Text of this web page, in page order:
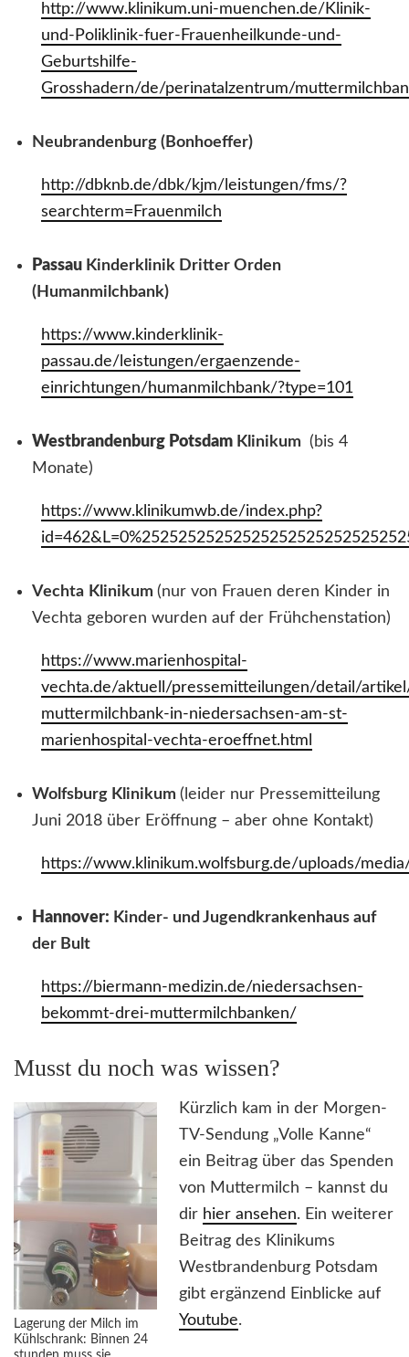
http://www.klinikum.uni-muenchen.de/Klinik-
und-Poliklinik-fuer-Frauenheilkunde-und-
Geburtshilfe-
Grosshadern/de/perinatalzentrum/
Neubrandenburg (Bonhoeffer)
http://dbknb.de/dbk/kjm/leistungen/fms/?
searchterm=Frauenmilch
Passau Kinderklinik Dritter Orden
(Humanmilchbank)
https://www.kinderklinik-
passau.de/leistungen/ergaenzende-
einrichtungen/humanmilchbank/?type=101
Westbrandenburg Potsdam Klinikum (bis 4
Monate)
https://www.klinikumwb.de/index.php?
Vechta Klinikum (nur von Frauen deren Kinder in
Vechta geboren wurden auf der Frühchenstation)
https://www.marienhospital-
vechta.de/aktuell/pressemitteilungen/detail/
muttermilchbank-in-niedersachsen-am-st-
marienhospital-vechta-eroeffnet.html
Wolfsburg Klinikum (leider nur Pressemitteilung
Juni 2018 über Eröffnung – aber ohne Kontakt)
https://www.klinikum.wolfsburg.de/uploads/
Hannover: Kinder- und Jugendkrankenhaus auf
der Bult
https://biermann-medizin.de/niedersachsen-
bekommt-drei-muttermilchbanken/
Musst du noch was wissen?
Lagerung der Milch im
Kühlschrank: Binnen 24
Kürzlich kam in der Morgen-
TV-Sendung „Volle Kanne“
ein Beitrag über das Spenden
von Muttermilch – kannst du
dir hier ansehen. Ein weiterer
Beitrag des Klinikums
Westbrandenburg Potsdam
gibt ergänzend Einblicke auf
Youtube.